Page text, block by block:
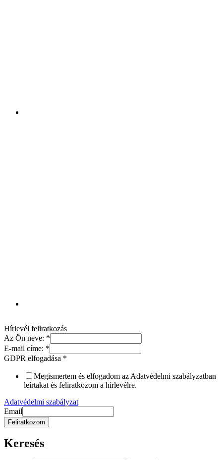
Hírlevél feliratkozás
Az Ön neve: *
E-mail címe: *
GDPR elfogadása *
Megismertem és elfogadom az Adatvédelmi szabályzatban
leírtakat és feliratkozom a hírlevélre.
Adatvédelmi szabályzat
Email
Feliratkozom
Keresés